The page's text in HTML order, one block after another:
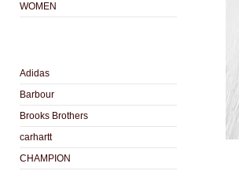
WOMEN
Adidas
Barbour
Brooks Brothers
carhartt
CHAMPION